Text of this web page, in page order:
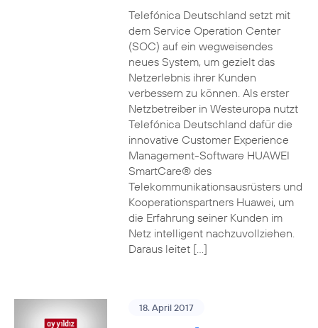
Telefónica Deutschland setzt mit
dem Service Operation Center
(SOC) auf ein wegweisendes
neues System, um gezielt das
Netzerlebnis ihrer Kunden
verbessern zu können. Als erster
Netzbetreiber in Westeuropa nutzt
Telefónica Deutschland dafür die
innovative Customer Experience
Management-Software HUAWEI
SmartCare® des
Telekommunikationsausrüsters und
Kooperationspartners Huawei, um
die Erfahrung seiner Kunden im
Netz intelligent nachzuvollziehen.
Daraus leitet […]
18. April 2017